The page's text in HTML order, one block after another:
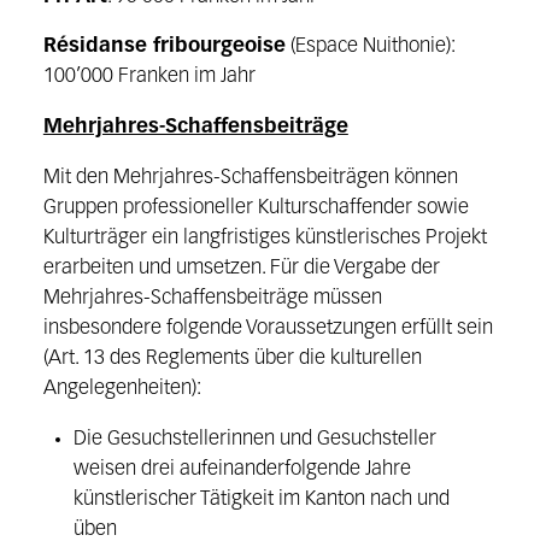
Résidanse fribourgeoise(Espace Nuithonie):
100’000 Franken im Jahr
Mehrjahres-Schaffensbeiträge
Mit den Mehrjahres-Schaffensbeiträgen können
Gruppen professioneller Kulturschaffender sowie
Kulturträger ein langfristiges künstlerisches Projekt
erarbeiten und umsetzen. Für die Vergabe der
Mehrjahres-Schaffensbeiträge müssen
insbesondere folgende Voraussetzungen erfüllt sein
(Art. 13 des Reglements über die kulturellen
Angelegenheiten):
Die Gesuchstellerinnen und Gesuchsteller
weisen drei aufeinanderfolgende Jahre
künstlerischer Tätigkeit im Kanton nach und
üben